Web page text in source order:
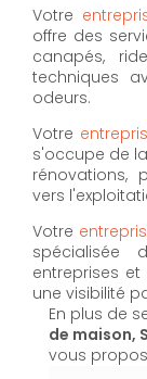
Votre
offre des
canapés,
techniques
odeurs.
Votre
s'occupe de
rénovations,
vers
Votre
entreprises
une visibilité
En plus de
de maison,
vous